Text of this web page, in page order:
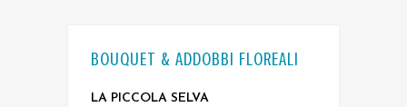
BOUQUET & ADDOBBI FLOREALI
LA PICCOLA SELVA